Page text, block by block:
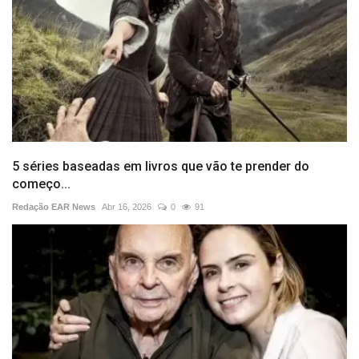
5 séries baseadas em livros que vão te prender do
começo...
Redação EAR News Abr 16, 2026 0 91